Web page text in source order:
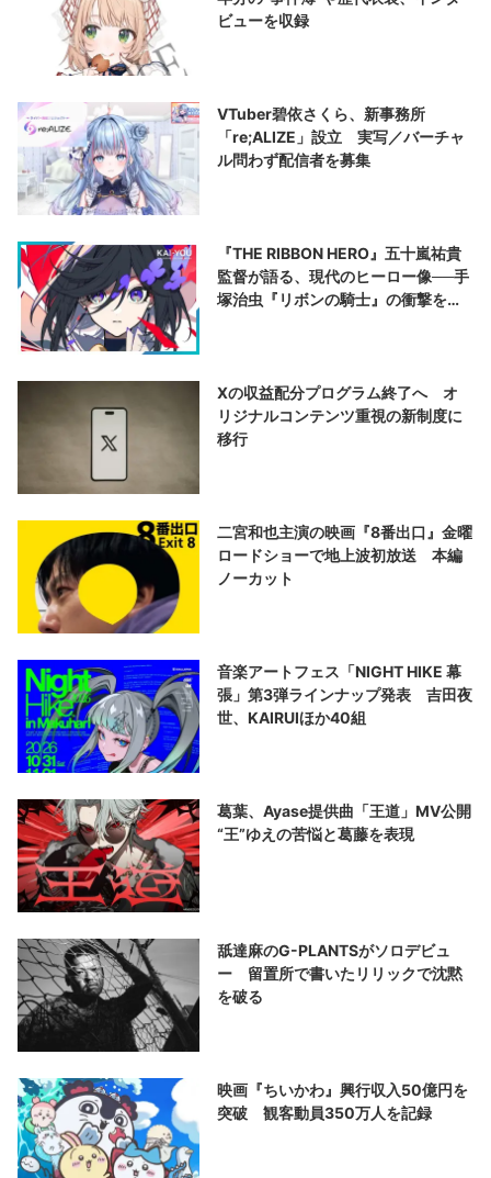
ビューを収録
VTuber碧依さくら、新事務所
「re;ALIZE」設立 実写／バーチャ
ル問わず配信者を募集
『THE RIBBON HERO』五十嵐祐貴
監督が語る、現代のヒーロー像──手
塚治虫『リボンの騎士』の衝撃を再
Xの収益配分プログラム終了へ オ
リジナルコンテンツ重視の新制度に
移行
二宮和也主演の映画『8番出口』金曜
ロードショーで地上波初放送 本編
ノーカット
音楽アートフェス「NIGHT HIKE 幕
張」第3弾ラインナップ発表 吉田夜
世、KAIRUIほか40組
葛葉、Ayase提供曲「王道」MV公開
“王”ゆえの苦悩と葛藤を表現
舐達麻のG-PLANTSがソロデビュ
ー 留置所で書いたリリックで沈黙
を破る
映画『ちいかわ』興行収入50億円を
突破 観客動員350万人を記録